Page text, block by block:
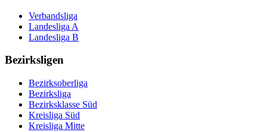
Verbandsliga
Landesliga A
Landesliga B
Bezirksligen
Bezirksoberliga
Bezirksliga
Bezirksklasse Süd
Kreisliga Süd
Kreisliga Mitte